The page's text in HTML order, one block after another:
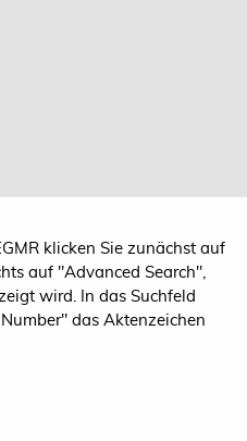
klicken Sie zunächst auf
auf "Advanced Search",
wird. In das Suchfeld
das Aktenzeichen